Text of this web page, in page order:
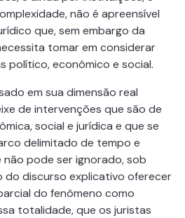
não é apreensível
que, sem embargo da
tomar em considerar
político, econômico e social.
em sua dimensão real
de intervenções que são de
social e jurídica e que se
delimitado de tempo e
pode ser ignorado, sob
do discurso explicativo oferecer
do fenômeno como
totalidade, que os juristas